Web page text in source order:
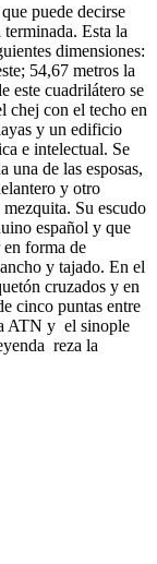
puede decirse
Esta la
dimensiones:
54,67 metros la
este cuadrilátero se
chej con el techo en
y un edificio
e intelectual. Se
una de las esposas,
y otro
Su escudo
español y que
forma de
y tajado. En el
cruzados y en
cinco puntas entre
ATN y el sinople
reza la